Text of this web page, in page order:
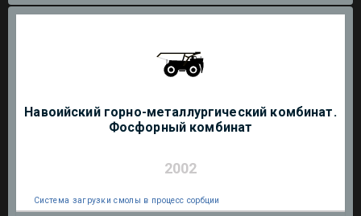
Навоийский горно-металлургический комбинат.
Фосфорный комбинат
2002
Система загрузки смолы в процесс сорбции